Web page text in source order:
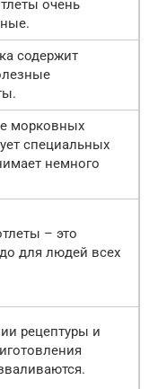
очень
содержит
морковных
специальных
немного
– это
для людей всех
рецептуры и